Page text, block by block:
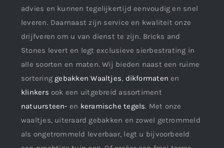
advies en kunnen tegelijkertijd eenvoudig en snel
leveren. Daarnaast zijn service en kwaliteit onze
drijfveren om u van dienst te zijn. Bricks and
Stones levert en legt exclusieve sierbestrating in
alle soorten en maten. Wij bieden naast een ruime
sortering gebakken Waaltjes, dikformaten en
klinkers ook een uitgebreid assortiment
natuursteen- en keramische tegels. Met onze
waaltjes, uiteraard gebakken en zowel getrommeld
als ongetrommeld leverbaar, legt u bijvoorbeeld